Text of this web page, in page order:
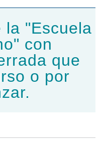
la "Escuela
con
que
o por